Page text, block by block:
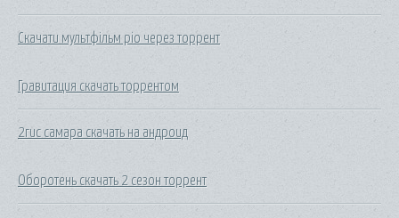
Скачати мультфільм ріо через торрент
Гравитация скачать торрентом
2гис самара скачать на андроид
Оборотень скачать 2 сезон торрент